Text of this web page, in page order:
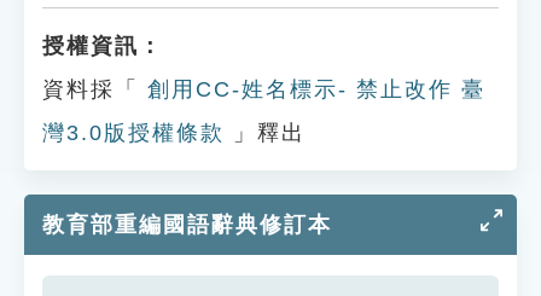
授權資訊：
資料採「
創用CC-姓名標示- 禁止改作 臺
灣3.0版授權條款
」釋出
教育部重編國語辭典修訂本